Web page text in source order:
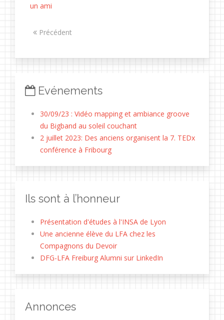
un ami
Précédent
Evénements
30/09/23 : Vidéo mapping et ambiance groove
du Bigband au soleil couchant
2 juillet 2023: Des anciens organisent la 7. TEDx
conférence à Fribourg
Ils sont à l’honneur
Présentation d'études à l'INSA de Lyon
Une ancienne élève du LFA chez les
Compagnons du Devoir
DFG-LFA Freiburg Alumni sur LinkedIn
Annonces